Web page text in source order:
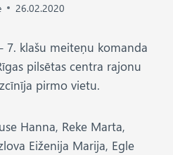
26.02.2020
7. klašu meiteņu komanda
pilsētas centra rajonu
pirmo vietu.
Hanna, Reke Marta,
Eiženija Marija, Egle